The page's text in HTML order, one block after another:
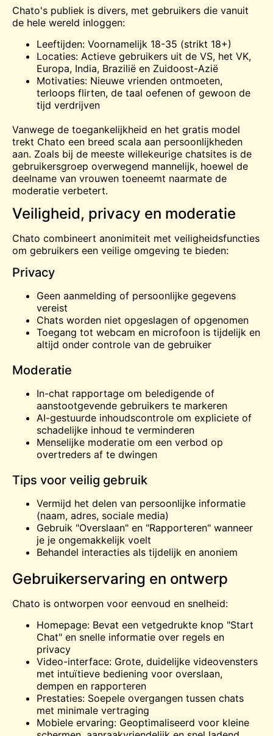
Chato's publiek is divers, met gebruikers die vanuit
de hele wereld inloggen:
Leeftijden: Voornamelijk 18-35 (strikt 18+)
Locaties: Actieve gebruikers uit de VS, het VK,
Europa, India, Brazilië en Zuidoost-Azië
Motivaties: Nieuwe vrienden ontmoeten,
terloops flirten, de taal oefenen of gewoon de
tijd verdrijven
Vanwege de toegankelijkheid en het gratis model
trekt Chato een breed scala aan persoonlijkheden
aan. Zoals bij de meeste willekeurige chatsites is de
gebruikersgroep overwegend mannelijk, hoewel de
deelname van vrouwen toeneemt naarmate de
moderatie verbetert.
Veiligheid, privacy en moderatie
Chato combineert anonimiteit met veiligheidsfuncties
om gebruikers een veilige omgeving te bieden:
Privacy
Geen aanmelding of persoonlijke gegevens
vereist
Chats worden niet opgeslagen of opgenomen
Toegang tot webcam en microfoon is tijdelijk en
altijd onder controle van de gebruiker
Moderatie
In-chat rapportage om beledigende of
aanstootgevende gebruikers te markeren
AI-gestuurde inhoudscontrole om expliciete of
schadelijke inhoud te verminderen
Menselijke moderatie om een verbod op
overtreders af te dwingen
Tips voor veilig gebruik
Vermijd het delen van persoonlijke informatie
(naam, adres, sociale media)
Gebruik "Overslaan" en "Rapporteren" wanneer
je je ongemakkelijk voelt
Behandel interacties als tijdelijk en anoniem
Gebruikerservaring en ontwerp
Chato is ontworpen voor eenvoud en snelheid:
Homepage: Bevat een vetgedrukte knop "Start
Chat" en snelle informatie over regels en
privacy
Video-interface: Grote, duidelijke videovensters
met intuïtieve bediening voor overslaan,
dempen en rapporteren
Prestaties: Soepele overgangen tussen chats
met minimale vertraging
Mobiele ervaring: Geoptimaliseerd voor kleine